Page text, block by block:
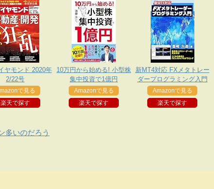
ヤモンド 2020年
2/22号
で見る
楽天で探す
10万円から始める! 小型株
集中投資で1億円
Amazonで見る
楽天で探す
新MT4対応 FXメタトレー
ダープログラミング入門
Amazonで見る
楽天で探す
多いのだろう